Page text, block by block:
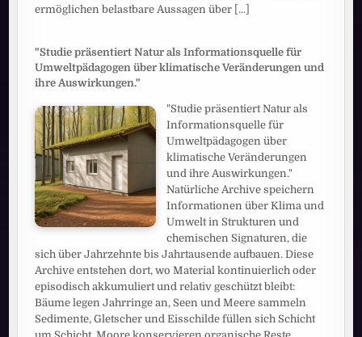
ermöglichen belastbare Aussagen über [...]
"Studie präsentiert Natur als Informationsquelle für
Umweltpädagogen über klimatische Veränderungen und
ihre Auswirkungen."
"Studie präsentiert Natur als
Informationsquelle für
Umweltpädagogen über
klimatische Veränderungen
und ihre Auswirkungen."
Natürliche Archive speichern
Informationen über Klima und
Umwelt in Strukturen und
chemischen Signaturen, die
sich über Jahrzehnte bis Jahrtausende aufbauen. Diese
Archive entstehen dort, wo Material kontinuierlich oder
episodisch akkumuliert und relativ geschützt bleibt:
Bäume legen Jahrringe an, Seen und Meere sammeln
Sedimente, Gletscher und Eisschilde füllen sich Schicht